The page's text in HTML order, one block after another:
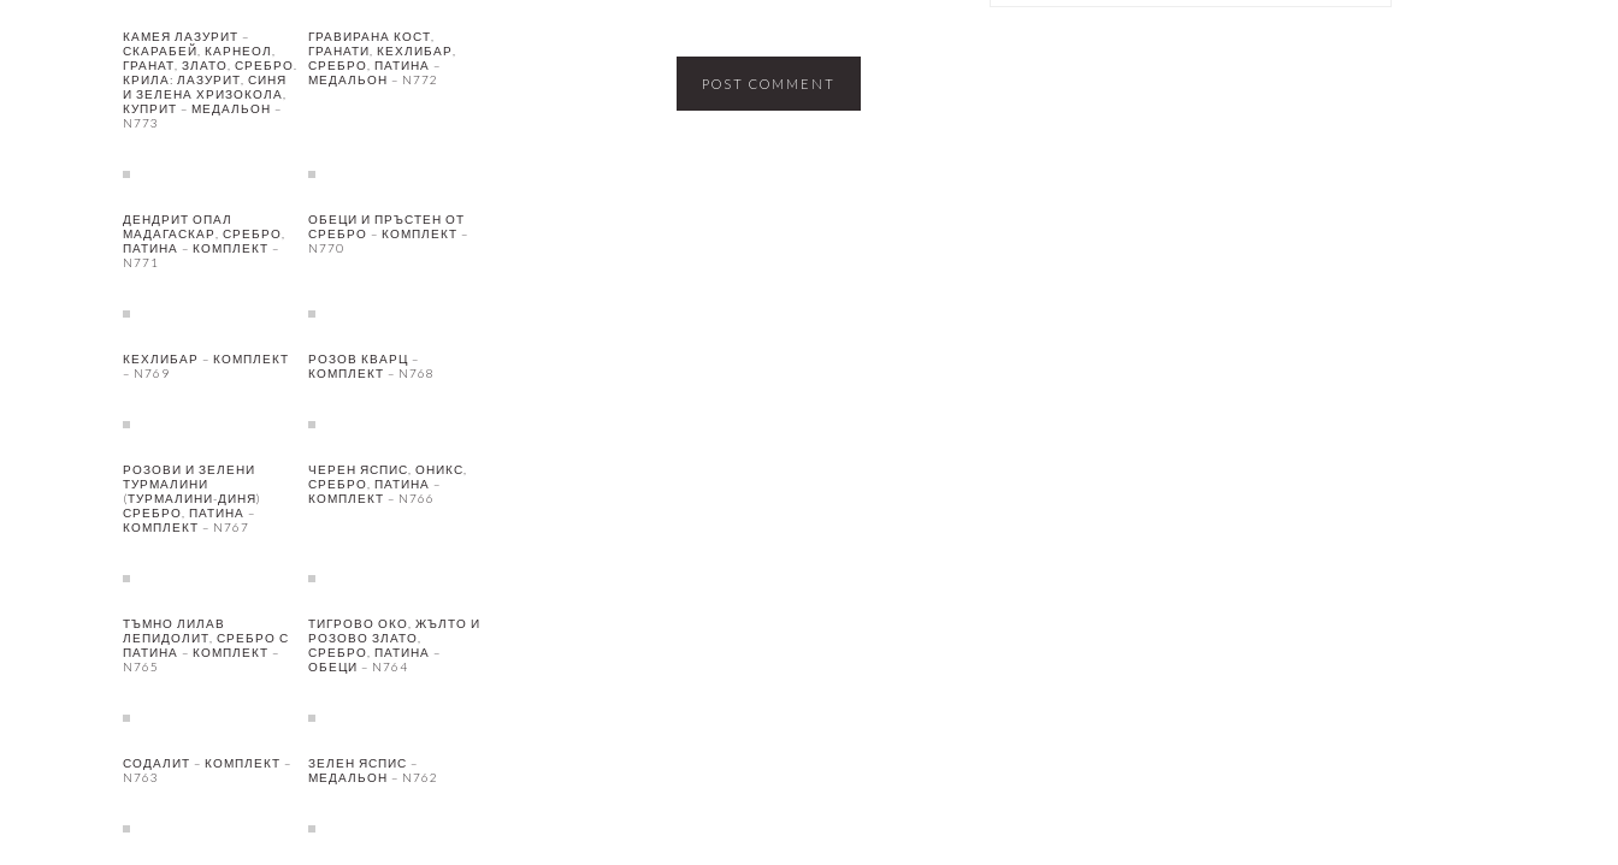
КАМЕЯ ЛАЗУРИТ –
СКАРАБЕЙ, КАРНЕОЛ,
ГРАНАТ, ЗЛАТО, СРЕБРО.
КРИЛА: ЛАЗУРИТ, СИНЯ
И ЗЕЛЕНА ХРИЗОКОЛА,
КУПРИТ – МЕДАЛЬОН –
N773
ГРАВИРАНА КОСТ,
ГРАНАТИ, КЕХЛИБАР,
СРЕБРО, ПАТИНА –
МЕДАЛЬОН – N772
ДЕНДРИТ ОПАЛ
МАДАГАСКАР, СРЕБРО,
ПАТИНА – КОМПЛЕКТ –
N771
ОБЕЦИ И ПРЪСТЕН ОТ
СРЕБРО – КОМПЛЕКТ –
N770
КЕХЛИБАР – КОМПЛЕКТ
– N769
РОЗОВ КВАРЦ –
КОМПЛЕКТ – N768
РОЗОВИ И ЗЕЛЕНИ
ТУРМАЛИНИ
(ТУРМАЛИНИ-ДИНЯ)
СРЕБРО, ПАТИНА –
КОМПЛЕКТ – N767
ЧЕРЕН ЯСПИС, ОНИКС,
СРЕБРО, ПАТИНА –
КОМПЛЕКТ – N766
ТЪМНО ЛИЛАВ
ЛЕПИДОЛИТ, СРЕБРО С
ПАТИНА – КОМПЛЕКТ –
N765
ТИГРОВО ОКО, ЖЪЛТО И
РОЗОВО ЗЛАТО,
СРЕБРО, ПАТИНА –
ОБЕЦИ – N764
СОДАЛИТ – КОМПЛЕКТ –
N763
ЗЕЛЕН ЯСПИС –
МЕДАЛЬОН – N762